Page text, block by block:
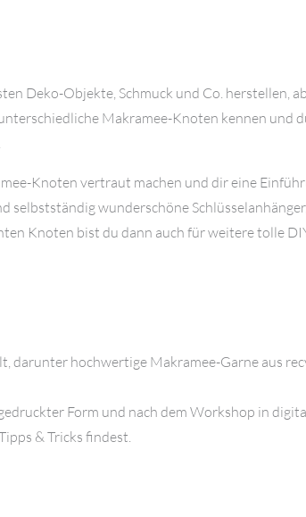
Deko-Objekte, Schmuck und Co. herstellen,
Makramee-Knoten kennen und
Knoten vertraut machen und dir eine
wunderschöne
Knoten bist du dann auch für weitere tolle
hochwertige Makramee-Garne aus
Form und nach dem Workshop in
& Tricks findest.